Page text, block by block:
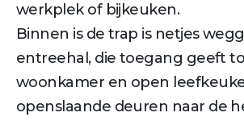
werkplek of bijkeuken.
Binnen is de trap is netjes
entreehal, die toegang geeft
woonkamer en open
openslaande deuren naar de